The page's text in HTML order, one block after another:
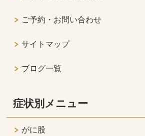
ご予約・お問い合わせ
サイトマップ
ブログ一覧
症状別メニュー
がに股